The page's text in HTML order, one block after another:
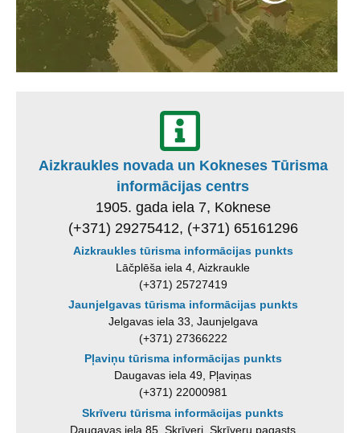
Aizkraukles novada un Kokneses Tūrisma
informācijas centrs
1905. gada iela 7, Koknese
(+371) 29275412, (+371) 65161296
Aizkraukles tūrisma informācijas punkts
Lāčplēša iela 4, Aizkraukle
(+371) 25727419
Jaunjelgavas tūrisma informācijas punkts
Jelgavas iela 33, Jaunjelgava
(+371) 27366222
Pļaviņu tūrisma informācijas punkts
Daugavas iela 49, Pļaviņas
(+371) 22000981
Skrīveru tūrisma informācijas punkts
Daugavas iela 85, Skrīveri, Skrīveru pagasts